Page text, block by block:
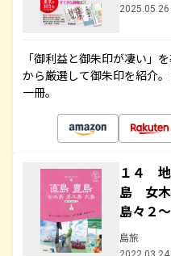
2025.05.26
「御利益と御朱印が凄い」
から厳選して御朱印を紹介
一冊。
１４
島 女
島々２
島旅